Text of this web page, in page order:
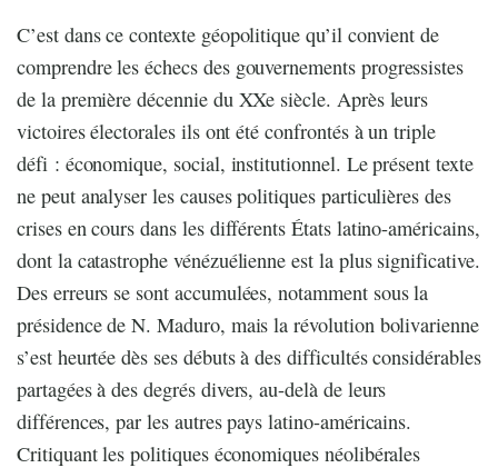
C’est dans ce contexte géopolitique qu’il convient de
comprendre les échecs des gouvernements progressistes
de la première décennie du XXe siècle. Après leurs
victoires électorales ils ont été confrontés à un triple
défi : économique, social, institutionnel. Le présent texte
ne peut analyser les causes politiques particulières des
crises en cours dans les différents États latino-américains,
dont la catastrophe vénézuélienne est la plus significative.
Des erreurs se sont accumulées, notamment sous la
présidence de N. Maduro, mais la révolution bolivarienne
s’est heurtée dès ses débuts à des difficultés considérables
partagées à des degrés divers, au-delà de leurs
différences, par les autres pays latino-américains.
Critiquant les politiques économiques néolibérales